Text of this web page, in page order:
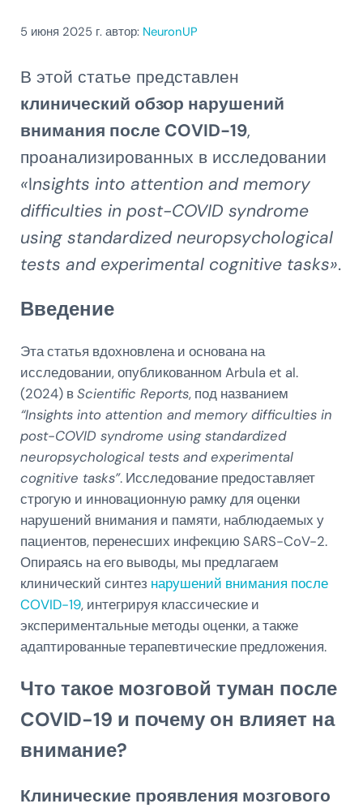
5 июня 2025 г. автор: NeuronUP
В этой статье представлен
клинический обзор нарушений
внимания после COVID-19,
проанализированных в исследовании
«Insights into attention and memory
difficulties in post-COVID syndrome
using standardized neuropsychological
tests and experimental cognitive tasks».
Введение
Эта статья вдохновлена и основана на
исследовании, опубликованном Arbula et al.
(2024) вScientific Reports, под названием
“Insights into attention and memory difficulties in
post-COVID syndrome using standardized
neuropsychological tests and experimental
cognitive tasks”. Исследование предоставляет
строгую и инновационную рамку для оценки
нарушений внимания и памяти, наблюдаемых у
пациентов, перенесших инфекцию SARS-CoV-2.
Опираясь на его выводы, мы предлагаем
клинический синтез нарушений внимания после
COVID-19, интегрируя классические и
экспериментальные методы оценки, а также
адаптированные терапевтические предложения.
Что такое мозговой туман после
COVID-19 и почему он влияет на
внимание?
Клинические проявления мозгового